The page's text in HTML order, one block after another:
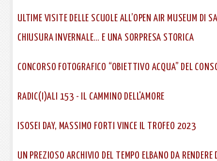
ULTIME VISITE DELLE SCUOLE ALL’OPEN AIR MUSEUM DI
CHIUSURA INVERNALE… E UNA SORPRESA STORICA
CONCORSO FOTOGRAFICO “OBIETTIVO ACQUA” DEL
RADIC(I)ALI 153 - IL CAMMINO DELL'AMORE
ISOSEI DAY, MASSIMO FORTI VINCE IL TROFEO 2023
UN PREZIOSO ARCHIVIO DEL TEMPO ELBANO DA